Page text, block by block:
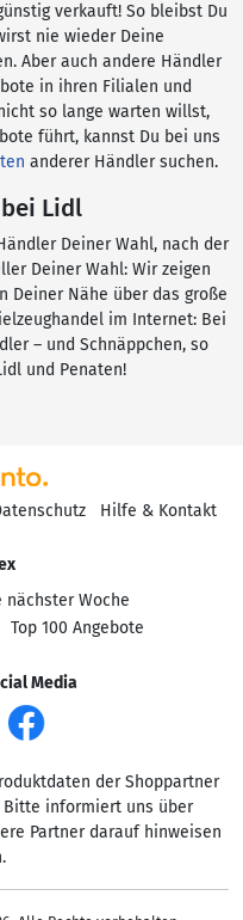
verkauft! So bleibst Du
nie wieder Deine
Aber auch andere Händler
in ihren Filialen und
so lange warten willst,
führt, kannst Du bei uns
anderer Händler suchen.
Lidl
Deiner Wahl, nach der
Deiner Wahl: Wir zeigen
Deiner Nähe über das große
im Internet: Bei
– und Schnäppchen, so
und Penaten!
Hilfe & Kontakt
nächster Woche
Top 100 Angebote
Media
der Shoppartner
Bitte informiert uns über
Partner darauf hinweisen